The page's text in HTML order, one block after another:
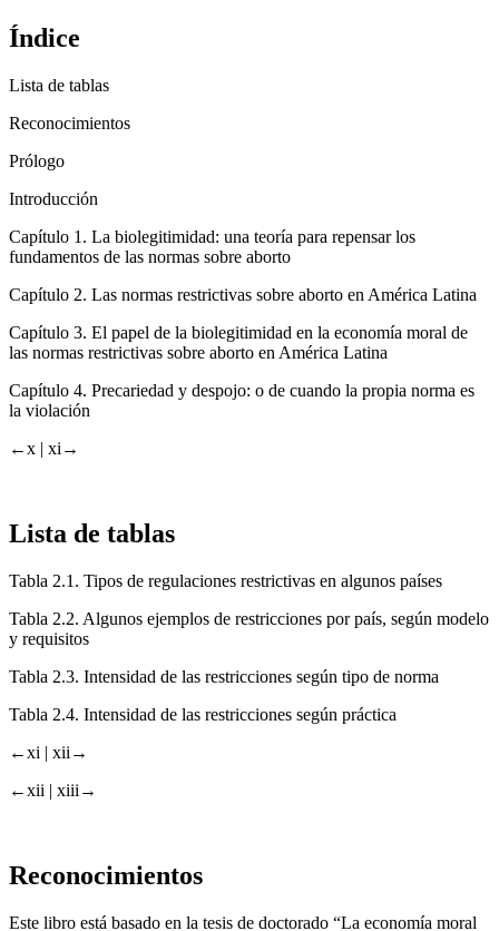
Índice
Lista de tablas
Reconocimientos
Prólogo
Introducción
Capítulo 1. La biolegitimidad: una teoría para repensar los
fundamentos de las normas sobre aborto
Capítulo 2. Las normas restrictivas sobre aborto en América Latina
Capítulo 3. El papel de la biolegitimidad en la economía moral de
las normas restrictivas sobre aborto en América Latina
Capítulo 4. Precariedad y despojo: o de cuando la propia norma es
la violación
←x | xi→
Lista de tablas
Tabla 2.1. Tipos de regulaciones restrictivas en algunos países
Tabla 2.2. Algunos ejemplos de restricciones por país, según modelo
y requisitos
Tabla 2.3. Intensidad de las restricciones según tipo de norma
Tabla 2.4. Intensidad de las restricciones según práctica
←xi | xii→
←xii | xiii→
Reconocimientos
Este libro está basado en la tesis de doctorado “La economía moral